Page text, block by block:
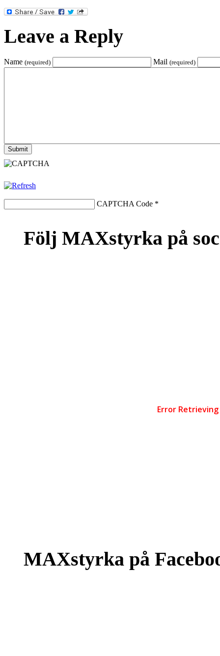
Leave a Reply
Name (required) Mail (required)
CAPTCHA Code *
Följ MAXstyrka på
MAXstyrka på